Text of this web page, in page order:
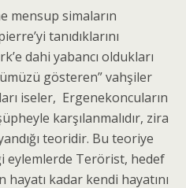
mensup simaların
tanıdıklarını
dahi yabancı oldukları
gösteren” vahşiler
iseler, Ergenekoncuların
karşılanmalıdır, zira
teoridir. Bu teoriye
eylemlerde Terörist, hedef
hayatı kadar kendi hayatını